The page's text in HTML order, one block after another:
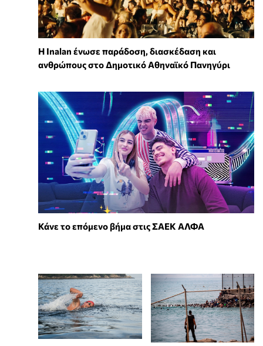
Η Inalan ένωσε παράδοση, διασκέδαση και
ανθρώπους στο Δημοτικό Αθηναϊκό Πανηγύρι
Κάνε το επόμενο βήμα στις ΣΑΕΚ ΑΛΦΑ